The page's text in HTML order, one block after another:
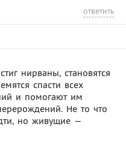
ответить
нирваны, становятся
спасти всех
и помогают им
Не то что
но живущие —